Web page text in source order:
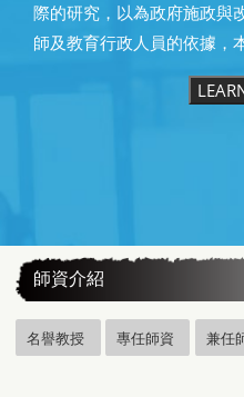
際的研究，以為政府施政與
師及教育行政人員的依據，
師資介紹
名譽教授 專任師資 兼任